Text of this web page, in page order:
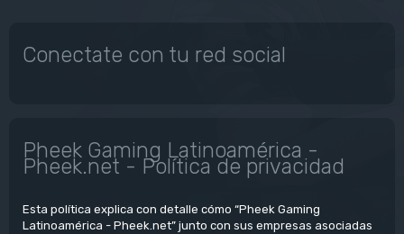
Conectate con tu red social
Pheek Gaming Latinoamérica -
Pheek.net - Política de privacidad
Esta política explica con detalle cómo “Pheek Gaming
Latinoamérica - Pheek.net” junto con sus empresas asociadas